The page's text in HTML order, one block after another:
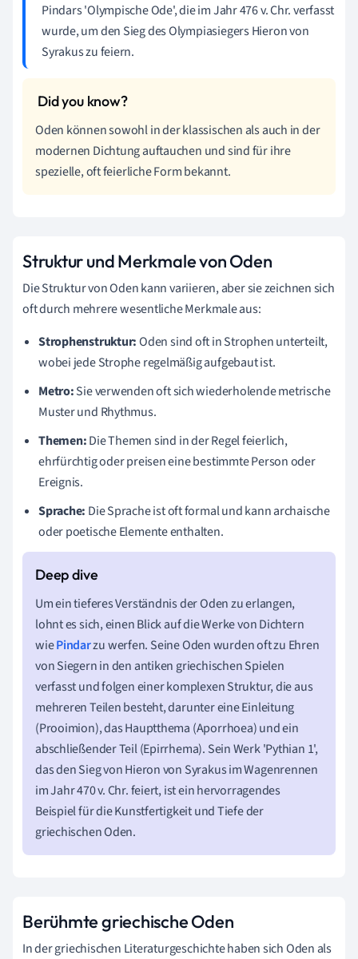
Pindars 'Olympische Ode', die im Jahr 476 v. Chr. verfasst
wurde, um den Sieg des Olympiasiegers Hieron von
Syrakus zu feiern.
Oden können sowohl in der klassischen als auch in der
modernen Dichtung auftauchen und sind für ihre
spezielle, oft feierliche Form bekannt.
Struktur und Merkmale von Oden
Die Struktur von Oden kann variieren, aber sie zeichnen sich
oft durch mehrere wesentliche Merkmale aus:
Strophenstruktur:Oden sind oft in Strophen unterteilt,
wobei jede Strophe regelmäßig aufgebaut ist.
Metro:Sie verwenden oft sich wiederholende metrische
Muster und Rhythmus.
Themen:Die Themen sind in der Regel feierlich,
ehrfürchtig oder preisen eine bestimmte Person oder
Ereignis.
Sprache: Die Sprache ist oft formal und kann archaische
oder poetische Elemente enthalten.
Um ein tieferes Verständnis der Oden zu erlangen,
lohnt es sich, einen Blick auf die Werke von Dichtern
wiePindarzu werfen. Seine Oden wurden oft zu Ehren
von Siegern in den antiken griechischen Spielen
verfasst und folgen einer komplexen Struktur, die aus
mehreren Teilen besteht, darunter eine Einleitung
(Prooimion), das Hauptthema (Aporrhoea) und ein
abschließender Teil (Epirrhema). Sein Werk 'Pythian 1',
das den Sieg von Hieron von Syrakus im Wagenrennen
im Jahr 470 v. Chr. feiert, ist ein hervorragendes
Beispiel für die Kunstfertigkeit und Tiefe der
griechischen Oden.
Berühmte griechische Oden
In der griechischen Literaturgeschichte haben sich Oden als